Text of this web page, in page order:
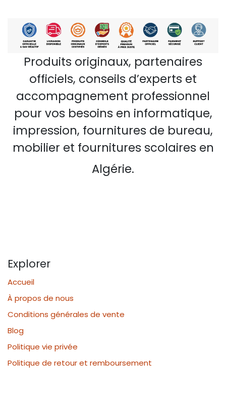
Produits originaux, partenaires
officiels, conseils d’experts et
accompagnement professionnel
pour vos besoins en informatique,
impression, fournitures de bureau,
mobilier et fournitures scolaires en
Algérie.
Explorer
Accueil
À propos de nous
Conditions générales de vente
Blog
Politique vie privée
Politique de retour et remboursement